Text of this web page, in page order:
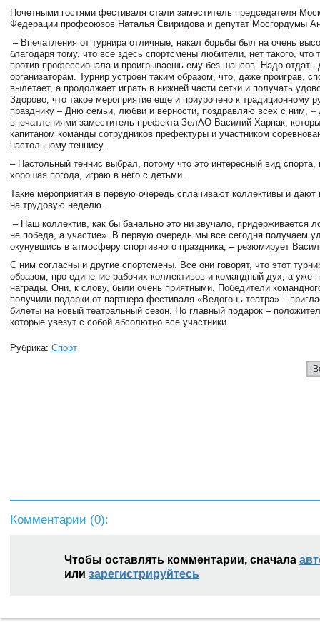
Почетными гостями фестиваля стали заместитель председателя
Федерации профсоюзов Наталья Свиридова и депутат Мосгордумы
– Впечатления от турнира отличные, накал борьбы был на очень
благодаря тому, что все здесь спортсмены любители, нет такого,
против профессионала и проигрываешь ему без шансов. Надо отдать
организаторам. Турнир устроен таким образом, что, даже проиграв,
вылетает, а продолжает играть в нижней части сетки и получать
Здорово, что такое мероприятие еще и приурочено к традиционному
празднику – Дню семьи, любви и верности, поздравляю всех с ним, –
впечатлениями заместитель префекта ЗелАО Василий Харпак,
капитаном команды сотрудников префектуры и участником
настольному теннису.
– Настольный теннис выбрал, потому что это интересный вид спорта,
хорошая погода, играю в него с детьми.
Такие мероприятия в первую очередь сплачивают коллективы и дают
на трудовую неделю.
– Наш коллектив, как бы банально это ни звучало, придерживается
не победа, а участие». В первую очередь мы все сегодня получаем
окунувшись в атмосферу спортивного праздника, – резюмирует
С ним согласны и другие спортсмены. Все они говорят, что этот
образом, про единение рабочих коллективов и командный дух, а уже
награды. Они, к слову, были очень приятными. Победители
получили подарки от партнера фестиваля «Ведогонь-театра» –
билеты на новый театральный сезон. Но главный подарок –
которые увезут с собой абсолютно все участники.
Рубрика: Спорт
Комментарии (0):
Чтобы оставлять комментарии, сначала
или зарегистрируйтесь